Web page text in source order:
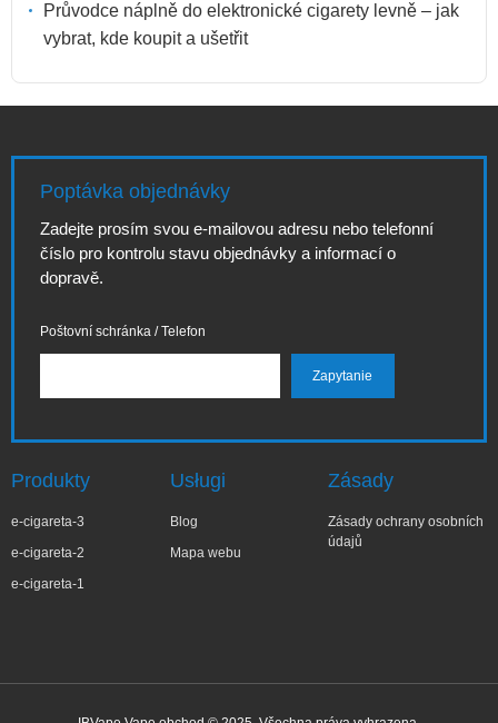
Průvodce náplně do elektronické cigarety levně – jak
vybrat, kde koupit a ušetřit
Poptávka objednávky
Zadejte prosím svou e-mailovou adresu nebo telefonní
číslo pro kontrolu stavu objednávky a informací o
dopravě.
Poštovní schránka / Telefon
Produkty
e-cigareta-3
e-cigareta-2
e-cigareta-1
Usługi
Blog
Mapa webu
Zásady
Zásady ochrany osobních
údajů